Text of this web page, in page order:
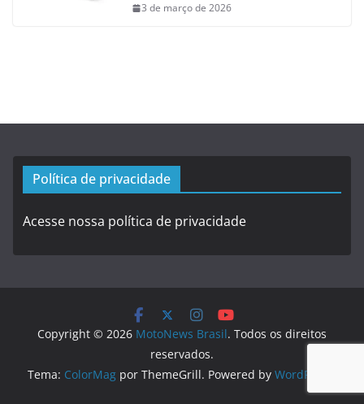
3 de março de 2026
Política de privacidade
Acesse nossa política de privacidade
Copyright © 2026 MotoNews Brasil. Todos os direitos
reservados.
Tema: ColorMag por ThemeGrill. Powered by WordPress